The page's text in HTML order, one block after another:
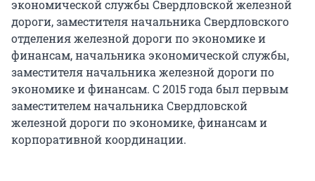
экономической службы Свердловской железной
дороги, заместителя начальника Свердловского
отделения железной дороги по экономике и
финансам, начальника экономической службы,
заместителя начальника железной дороги по
экономике и финансам. С 2015 года был первым
заместителем начальника Свердловской
железной дороги по экономике, финансам и
корпоративной координации.